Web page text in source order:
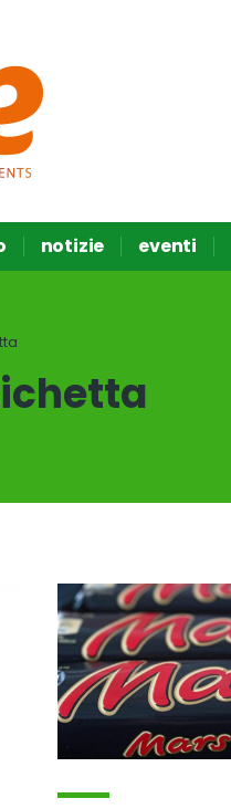
notizie eventi